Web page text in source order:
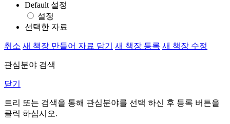
Default 설정
설정
선택한 자료
취소 새 책장 만들어 자료 담기 새 책장 등록 새 책장 수정
관심분야 검색
닫기
트리 또는 검색을 통해 관심분야를 선택 하신 후 등록 버튼을
클릭 하십시오.